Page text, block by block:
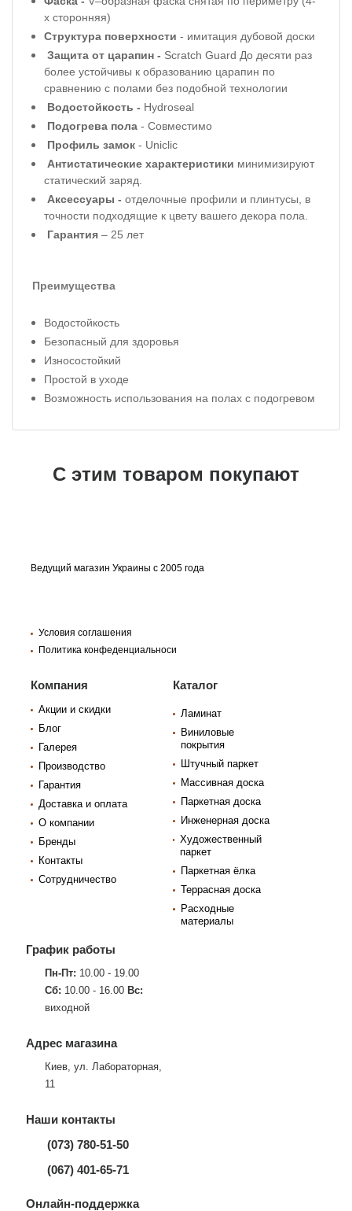
х сторонняя)
Структура поверхности - имитация дубовой доски
Защита от царапин - Scratch Guard До десяти раз
более устойчивы к образованию царапин по
сравнению с полами без подобной технологии
Водостойкость - Hydroseal
Подогрева пола - Совместимо
Профиль замок - Uniclic
Антистатические характеристики минимизируют
статический заряд.
Аксессуары - отделочные профили и плинтусы, в
точности подходящие к цвету вашего декора пола.
Гарантия – 25 лет
Преимущества
Водостойкость
Безопасный для здоровья
Износостойкий
Простой в уходе
Возможность использования на полах с подогревом
С этим товаром покупают
Ведущий магазин Украины с 2005 года
Условия соглашения
Политика конфеденциальноси
Компания
Акции и скидки
Блог
Галерея
Производство
Гарантия
Доставка и оплата
О компании
Бренды
Контакты
Сотрудничество
Каталог
Ламинат
Виниловые
покрытия
Штучный паркет
Массивная доска
Паркетная доска
Инженерная доска
Художественный
паркет
Паркетная ёлка
Террасная доска
Расходные
материалы
График работы
Пн-Пт: 10.00 - 19.00
Сб: 10.00 - 16.00 Вс:
виходной
Адрес магазина
Киев, ул. Лабораторная,
11
Наши контакты
(073) 780-51-50
(067) 401-65-71
Онлайн-поддержка